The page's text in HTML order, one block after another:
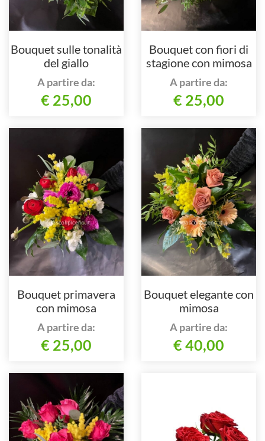
Bouquet sulle tonalità
del giallo
A partire da:
€ 25,00
Bouquet con fiori di
stagione con mimosa
A partire da:
€ 25,00
Bouquet primavera
con mimosa
A partire da:
€ 25,00
Bouquet elegante con
mimosa
A partire da:
€ 40,00